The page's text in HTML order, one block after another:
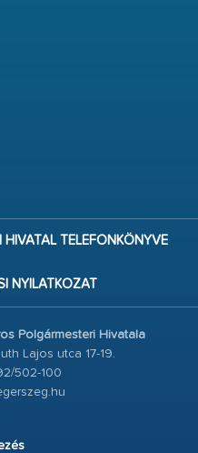
HIVATAL TELEFONKÖNYVE
NYILATKOZAT
Polgármesteri Hivatala
Lajos utca 17-19.
502-100